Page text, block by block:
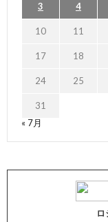
3 4
10 11
17 18
24 25
31
« 7月